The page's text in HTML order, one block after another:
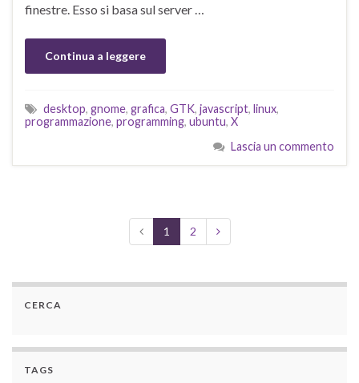
finestre. Esso si basa sul server …
Continua a leggere
desktop, gnome, grafica, GTK, javascript, linux,
programmazione, programming, ubuntu, X
Lascia un commento
1 2
CERCA
TAGS